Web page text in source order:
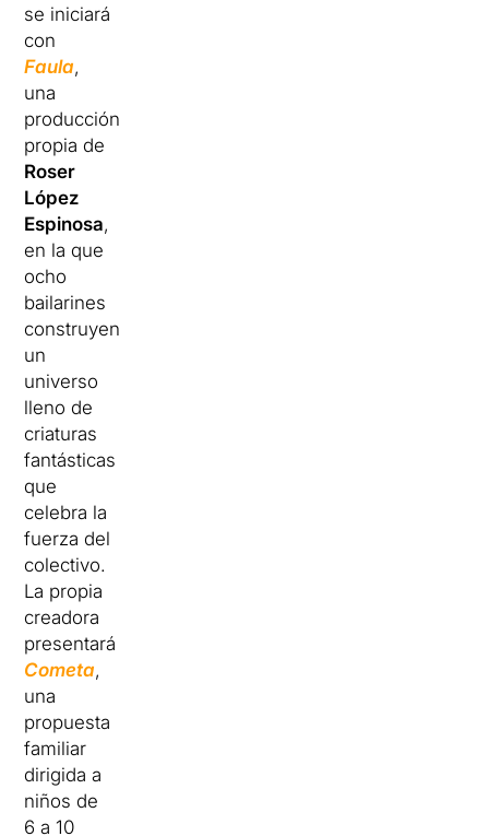
se iniciará
con
Faula,
una
producción
propia de
Roser
López
Espinosa,
en la que
ocho
bailarines
construyen
un
universo
lleno de
criaturas
fantásticas
que
celebra la
fuerza del
colectivo.
La propia
creadora
presentará
Cometa,
una
propuesta
familiar
dirigida a
niños de
6 a 10